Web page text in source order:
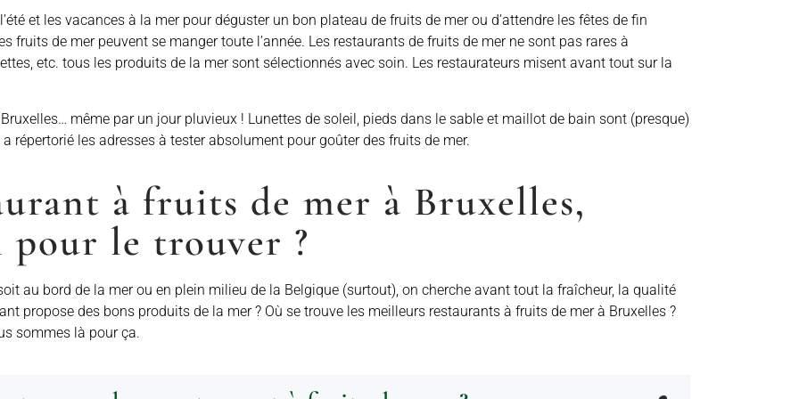
et les vacances à la mer pour déguster un bon plateau de fruits de mer ou d’attendre les fêtes de fin
fruits de mer peuvent se manger toute l’année. Les restaurants de fruits de mer ne sont pas rares à
etc. tous les produits de la mer sont sélectionnés avec soin. Les restaurateurs misent avant tout sur la
même par un jour pluvieux ! Lunettes de soleil, pieds dans le sable et maillot de bain sont (presque)
a répertorié les adresses à tester absolument pour goûter des fruits de mer.
à fruits de mer à Bruxelles,
le trouver ?
au bord de la mer ou en plein milieu de la Belgique (surtout), on cherche avant tout la fraîcheur, la qualité
propose des bons produits de la mer ? Où se trouve les meilleurs restaurants à fruits de mer à Bruxelles ?
sommes là pour ça.